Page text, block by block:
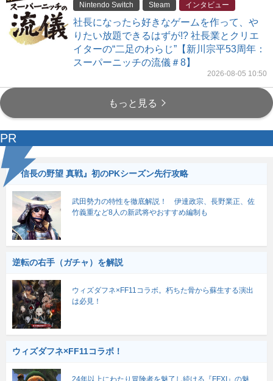
Nintendo Switch
Steam インタビュー
社長になったら好きなゲームを作って、や
りたい放題できるはずが!? 社長業とクリエ
イターの“二足のわらじ”【新川宗平53周年：
スーパーニッチの流儀＃8】
2026-08-05 10:50
もっと見る
PR
『信長の野望 真戦』初のPKシーズン先行攻略
武田勢力の特性を徹底解説！ 伊達政宗、長野業正、佐
竹義重など8人の新武将やおすすめ編制も
逆転の右手（ガチャ）を解説
ウィズダフネ×FF11コラボ。朽ちた骨から蘇生する演出
は必見！
ウィズダフネ×FF11コラボ！
24年以上にわたり冒険者を魅了し続ける『FFXI』の魅